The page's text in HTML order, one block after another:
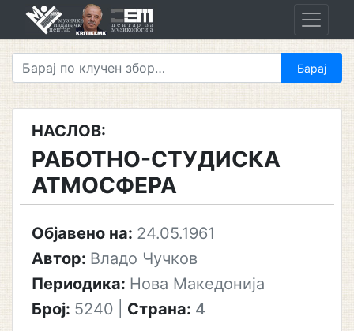
НАСЛОВ:
РАБОТНО-СТУДИСКА
АТМОСФЕРА
Објавено на: 24.05.1961
Автор: Владо Чучков
Периодика: Нова Македонија
Број: 5240 Страна: 4